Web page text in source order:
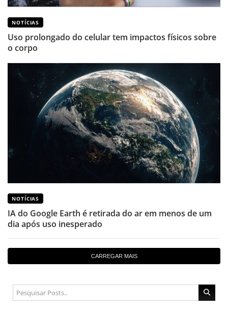
NOTÍCIAS
Uso prolongado do celular tem impactos físicos sobre
o corpo
NOTÍCIAS
IA do Google Earth é retirada do ar em menos de um
dia após uso inesperado
CARREGAR MAIS